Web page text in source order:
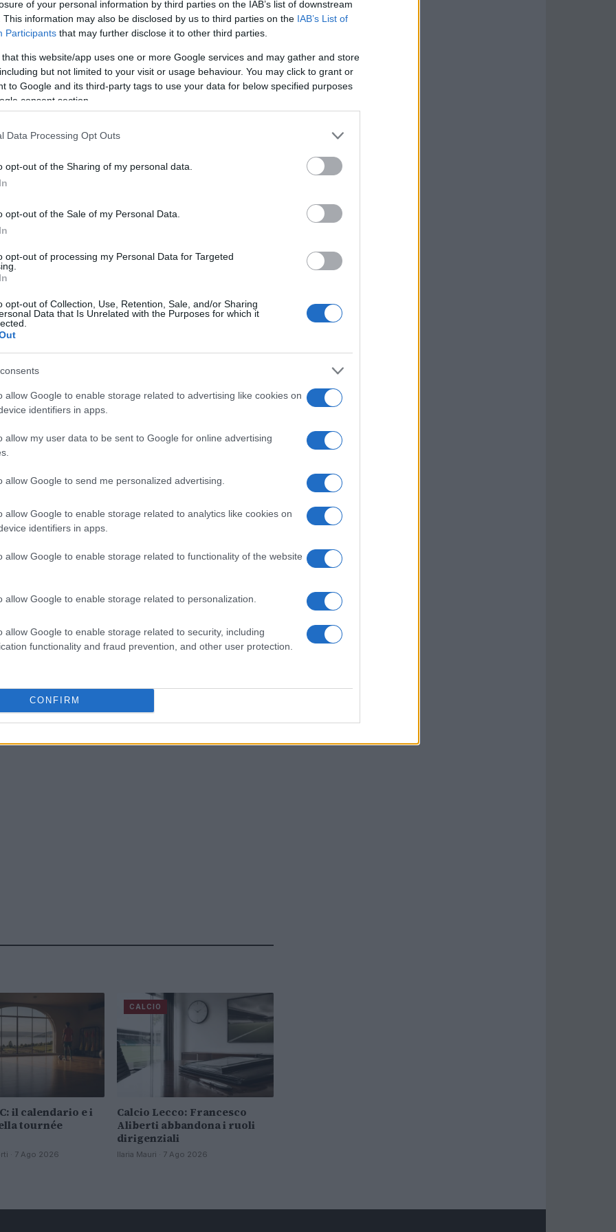
of your personal information by third parties on the IAB’s list of downstream
This information may also be disclosed by us to third parties on the IAB’s List of
Participants that may further disclose it to other third parties.
that this website/app uses one or more Google services and may gather and store
but not limited to your visit or usage behaviour. You may click to grant or
to Google and its third-party tags to use your data for below specified purposes
consent section.
Data Processing Opt Outs
opt-out of the Sharing of my personal data.
opt-out of the Sale of my Personal Data.
opt-out of processing my Personal Data for Targeted
opt-out of Collection, Use, Retention, Sale, and/or Sharing
Data that Is Unrelated with the Purposes for which it
allow Google to enable storage related to advertising like cookies on
identifiers in apps.
allow my user data to be sent to Google for online advertising
allow Google to send me personalized advertising.
allow Google to enable storage related to analytics like cookies on
identifiers in apps.
allow Google to enable storage related to functionality of the website
allow Google to enable storage related to personalization.
allow Google to enable storage related to security, including
functionality and fraud prevention, and other user protection.
CONFIRM
poco tempo e giochiamo tanto, la
Ho fatto le mie valutazioni e il
è ancora disponibile e abbiamo avuto
e Tonali con la partita di sabato.
saranno disponibili per la partita di
unica, che siano 90 minuti o 120 è
Una competizione alla quale
sarà un’altra storia. Il prossimo
mezzo importanti, quindi questa è solo
finale importante che cerchiamo di
È chiaro che ci sono avversari da
però sarà sicuramente quella di
positiva”.
il calendario e i
tournée
· 7 Ago 2026
CALCIO
Calcio Lecco: Francesco
Aliberti abbandona i ruoli
dirigenziali
Ilaria Mauri · 7 Ago 2026